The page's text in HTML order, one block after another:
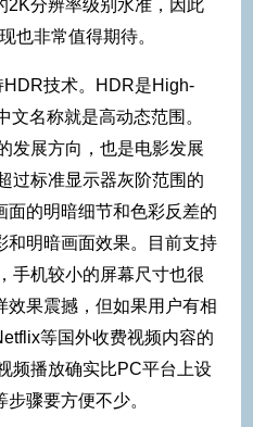
2K分辨率级别水准，因此
也非常值得期待。
技术。HDR是High-
文名称就是高动态范围。
发展方向，也是电影发展
过标准显示器灰阶范围的
面的明暗细节和色彩反差的
和明暗画面效果。目前支持
手机较小的屏幕尺寸也很
效果震撼，但如果用户有相
等国外收费视频内容的
频播放确实比PC平台上设
骤要方便不少。